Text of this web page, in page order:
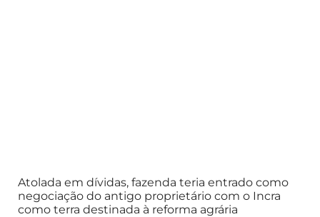
Atolada em dívidas, fazenda teria entrado como
negociação do antigo proprietário com o Incra
como terra destinada à reforma agrária